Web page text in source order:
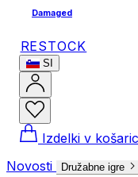
Damaged
RESTOCK
SI
Izdelki v
Novosti
Družabne igre